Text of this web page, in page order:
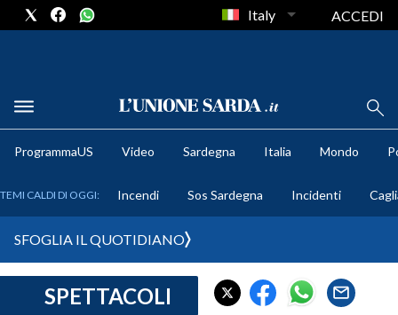
METEO
CRONACA SARDEGNA
Italy ACCEDI
ProgrammaUS Video Sardegna Italia Mondo
TEMI CALDI DI OGGI: Incendi Sos Sardegna Incidenti
SFOGLIA IL QUOTIDIANO
SPETTACOLI